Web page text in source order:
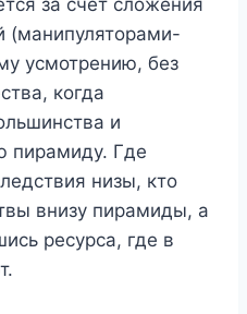
(манипуляторами-
усмотрению, без
когда
и
пирамиду. Где
низы, кто
внизу пирамиды, а
ресурса, где в